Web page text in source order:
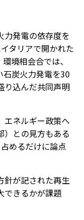
発電の依存度を
タリアで開かれた
境相会合では、
石炭火力発電を30
り込んだ共同声明
ネルギー政策へ
）との見方もある
めるだけに論点
針が記された再生
できるかが課題